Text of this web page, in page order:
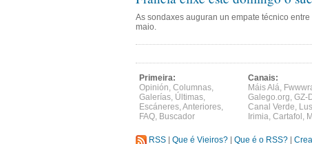
As sondaxes auguran un empate técnico
maio.
Primeira:
Opinión, Columnas,
Galerías, Últimas,
Escáneres,Anteriores,
FAQ, Buscador
Canais:
Máis Alá,
Galego.org, GZ-
Canal Verde,
Irimia, Cartafol ,
RSS Que é Vieiros? Que é o RSS?